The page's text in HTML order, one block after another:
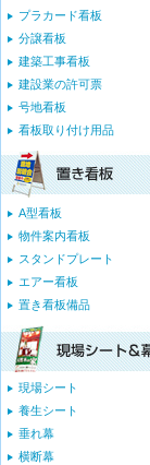
プラカード看板
分譲看板
建築工事看板
建設業の許可票
号地看板
看板取り付け用品
A型看板
物件案内看板
スタンドプレート
エアー看板
置き看板備品
現場シート
養生シート
垂れ幕
横断幕